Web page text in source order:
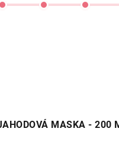
MASKA - 200